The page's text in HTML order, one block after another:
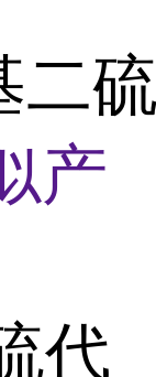
二硫
产
代